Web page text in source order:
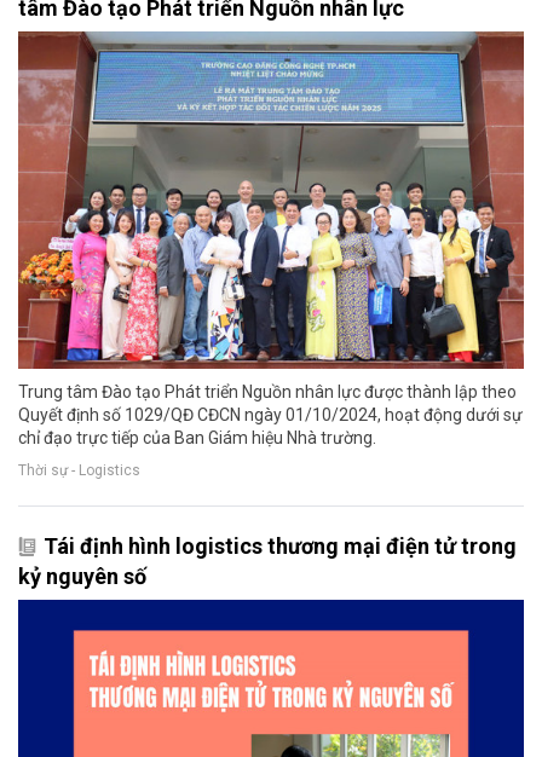
tâm Đào tạo Phát triển Nguồn nhân lực
Trung tâm Đào tạo Phát triển Nguồn nhân lực được thành lập theo
Quyết định số 1029/QĐ CĐCN ngày 01/10/2024, hoạt động dưới sự
chỉ đạo trực tiếp của Ban Giám hiệu Nhà trường.
Thời sự - Logistics
Tái định hình logistics thương mại điện tử trong
kỷ nguyên số